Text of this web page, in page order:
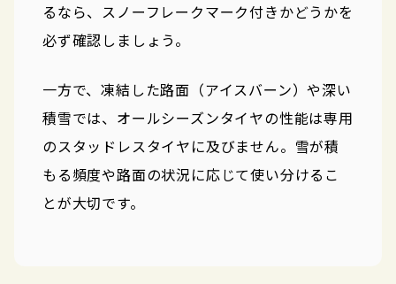
るなら、スノーフレークマーク付きかどうかを
必ず確認しましょう。
一方で、凍結した路面（アイスバーン）や深い
積雪では、オールシーズンタイヤの性能は専用
のスタッドレスタイヤに及びません。雪が積
もる頻度や路面の状況に応じて使い分けるこ
とが大切です。